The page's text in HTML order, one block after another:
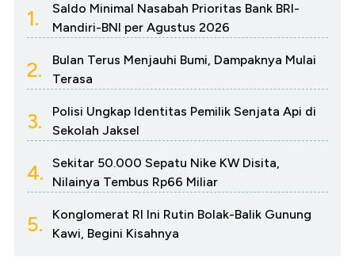
1.
Saldo Minimal Nasabah Prioritas Bank BRI-
Mandiri-BNI per Agustus 2026
2.
Bulan Terus Menjauhi Bumi, Dampaknya Mulai
Terasa
3.
Polisi Ungkap Identitas Pemilik Senjata Api di
Sekolah Jaksel
4.
Sekitar 50.000 Sepatu Nike KW Disita,
Nilainya Tembus Rp66 Miliar
5.
Konglomerat RI Ini Rutin Bolak-Balik Gunung
Kawi, Begini Kisahnya